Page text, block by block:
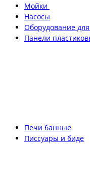
Мойки
Насосы
Оборудование
Панели
Печи банные
Писсуары и биде